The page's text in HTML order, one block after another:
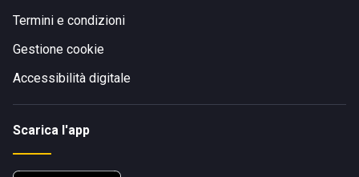
Termini e condizioni
Gestione cookie
Accessibilità digitale
Scarica l'app